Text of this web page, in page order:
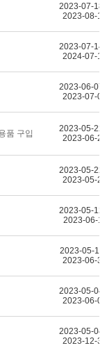
2023-07-18
2023-08-17
2023-07-14
2024-07-13
2023-06-07
2023-07-06
품 구입
2023-05-22
2023-06-21
2023-05-22
2023-05-26
2023-05-12
2023-06-11
2023-05-11
2023-06-30
2023-05-04
2023-06-03
2023-05-04
2023-12-31